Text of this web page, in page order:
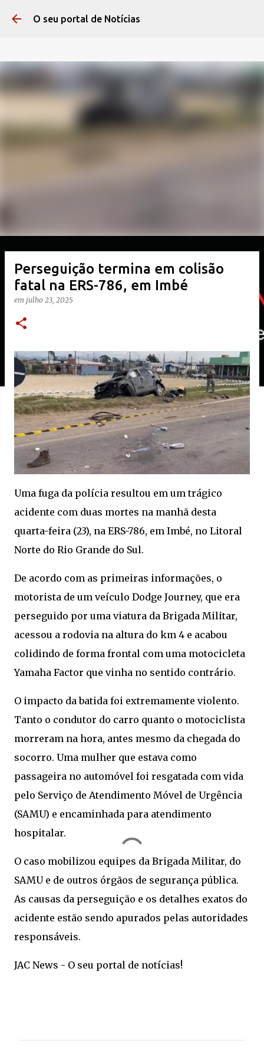
O seu portal de Notícias
Perseguição termina em colisão
fatal na ERS-786, em Imbé
em julho 23, 2025
Uma fuga da polícia resultou em um trágico
acidente com duas mortes na manhã desta
quarta-feira (23), na ERS-786, em Imbé, no Litoral
Norte do Rio Grande do Sul.
De acordo com as primeiras informações, o
motorista de um veículo Dodge Journey, que era
perseguido por uma viatura da Brigada Militar,
acessou a rodovia na altura do km 4 e acabou
colidindo de forma frontal com uma motocicleta
Yamaha Factor que vinha no sentido contrário.
O impacto da batida foi extremamente violento.
Tanto o condutor do carro quanto o motociclista
morreram na hora, antes mesmo da chegada do
socorro. Uma mulher que estava como
passageira no automóvel foi resgatada com vida
pelo Serviço de Atendimento Móvel de Urgência
(SAMU) e encaminhada para atendimento
hospitalar.
O caso mobilizou equipes da Brigada Militar, do
SAMU e de outros órgãos de segurança pública.
As causas da perseguição e os detalhes exatos do
acidente estão sendo apurados pelas autoridades
responsáveis.
JAC News - O seu portal de notícias!